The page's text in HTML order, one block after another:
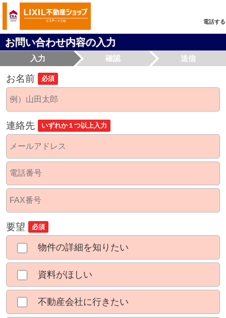
電話する
お問い合わせ内容の入力
入力 確認 送信
お名前 必須
連絡先 いずれか１つ以上入力
要望 必須
物件の詳細を知りたい
資料がほしい
不動産会社に行きたい